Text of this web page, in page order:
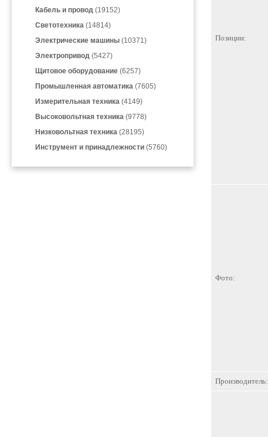
Кабель и провод (19152)
Светотехника (14814)
Электрические машины (10371)
Электропривод (5427)
Щитовое оборудование (6257)
Промышленная автоматика (7605)
Измерительная техника (4149)
Высоковольтная техника (9778)
Низковольтная техника (28195)
Инструмент и принадлежности (5760)
Позиции:
Фото:
Производитель: